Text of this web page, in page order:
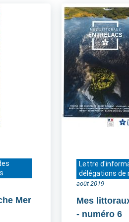
Mer
Lettre
délégations de
août 2019
Mes
- numéro 6